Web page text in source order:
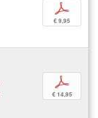
p
€ 9,95
p
€ 14,95